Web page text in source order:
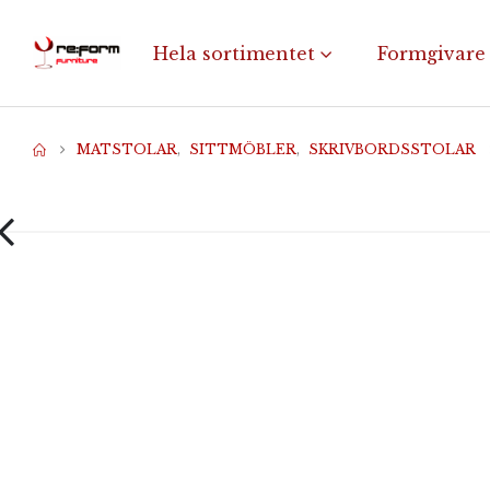
Hela sortimentet Formgivare
MATSTOLAR, SITTMÖBLER, SKRIVBORDSSTOLAR